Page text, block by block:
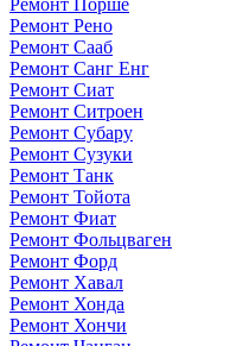
Ремонт Порше
Ремонт Рено
Ремонт Сааб
Ремонт Санг Енг
Ремонт Сиат
Ремонт Ситроен
Ремонт Субару
Ремонт Сузуки
Ремонт Танк
Ремонт Тойота
Ремонт Фиат
Ремонт Фольцваген
Ремонт Форд
Ремонт Хавал
Ремонт Хонда
Ремонт Хончи